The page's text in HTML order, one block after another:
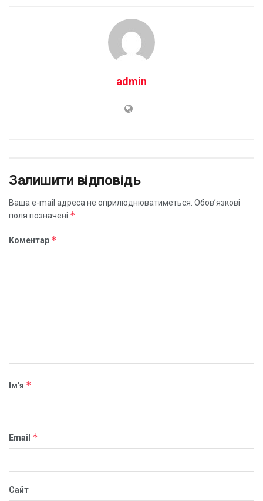
admin
Залишити відповідь
Ваша e-mail адреса не оприлюднюватиметься. Обов’язкові
поля позначені *
Коментар *
Ім'я *
Email *
Сайт